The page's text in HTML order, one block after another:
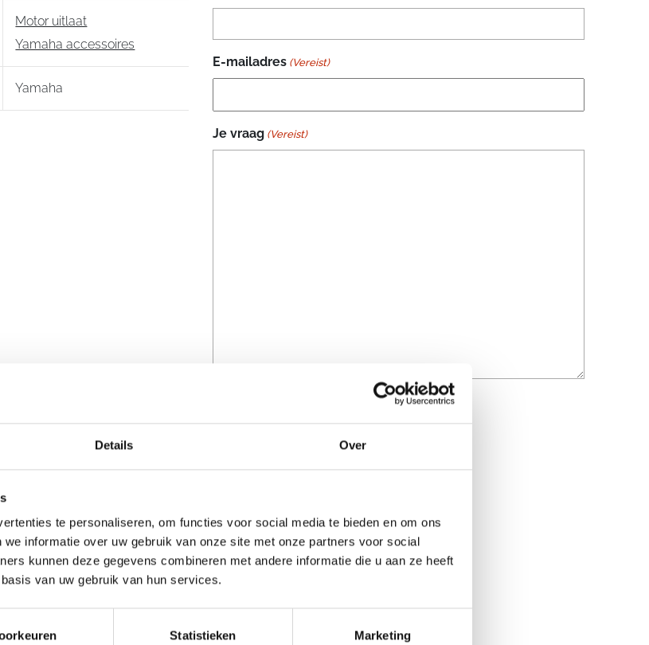
Details Over
te personaliseren, om functies voor social media te bieden en om ons
informatie over uw gebruik van onze site met onze partners voor social
kunnen deze gegevens combineren met andere informatie die u aan ze heeft
van uw gebruik van hun services.
Statistieken Marketing
Motor uitlaat
Yamaha accessoires
Yamaha
E-mailadres (Vereist)
Je vraag (Vereist)